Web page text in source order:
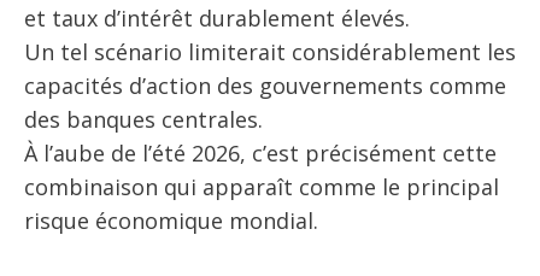
et taux d’intérêt durablement élevés.
Un tel scénario limiterait considérablement les
capacités d’action des gouvernements comme
des banques centrales.
À l’aube de l’été 2026, c’est précisément cette
combinaison qui apparaît comme le principal
risque économique mondial.